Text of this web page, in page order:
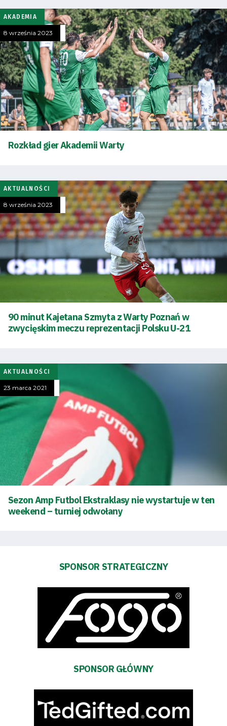
Tryb
oszczędności
energii
Dostępność
Bilety
Kontakt
AKADEMIA
8 września 2023
Rozkład gier Akademii Warty
AKTUALNOŚCI
8 września 2023
90 minut Kajetana Szmyta z Warty Poznań w
zwycięskim meczu reprezentacji Polsku U-21
AKTUALNOŚCI
23 marca 2021
Sezon Amp Futbol Ekstraklasy nie wystartuje w ten
weekend – turniej odwołany
SPONSOR STRATEGICZNY
SPONSOR GŁÓWNY